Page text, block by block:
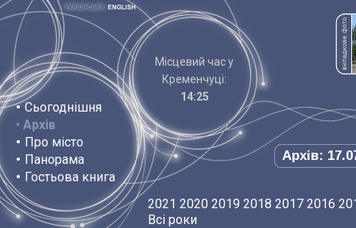
• Сьогоднішня
• Архів
• Про місто
• Панорама
• Гостьова книга
Місцевий час у
Кременчуці:
14:25
Архів:
2021 2020 2019 2018 2017 2016
Всі роки